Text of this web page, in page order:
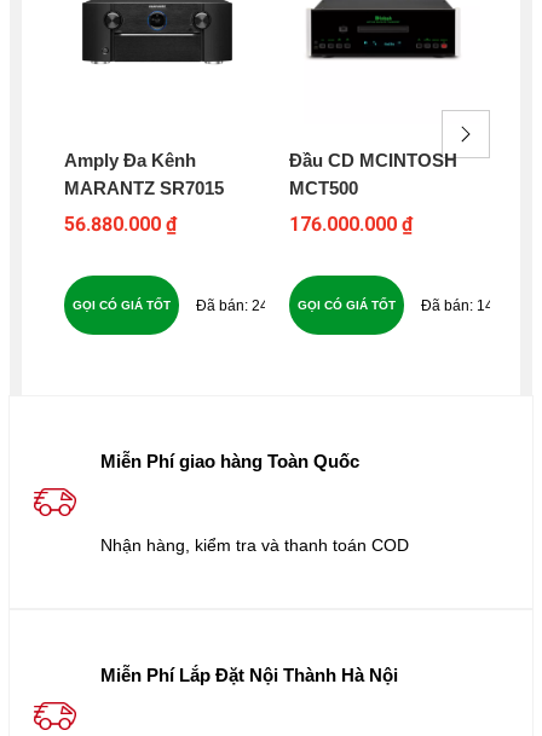
Amply Đa Kênh
MARANTZ SR7015
56.880.000 ₫
240
GỌI CÓ GIÁ TỐT
Đầu CD MCINTOSH
MCT500
176.000.000 ₫
147
GỌI CÓ GIÁ TỐT
Miễn Phí giao hàng Toàn Quốc
Nhận hàng, kiểm tra và thanh toán COD
Miễn Phí Lắp Đặt Nội Thành Hà Nội